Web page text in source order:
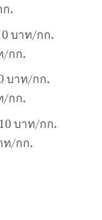
ก.
บาท/กก.
/กก.
บาท/กก.
/กก.
บาท/กก.
ท/กก.